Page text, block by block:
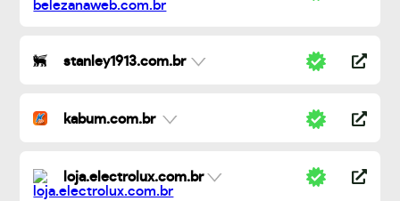
stanley1913.com.br
kabum.com.br
loja.electrolux.com.br